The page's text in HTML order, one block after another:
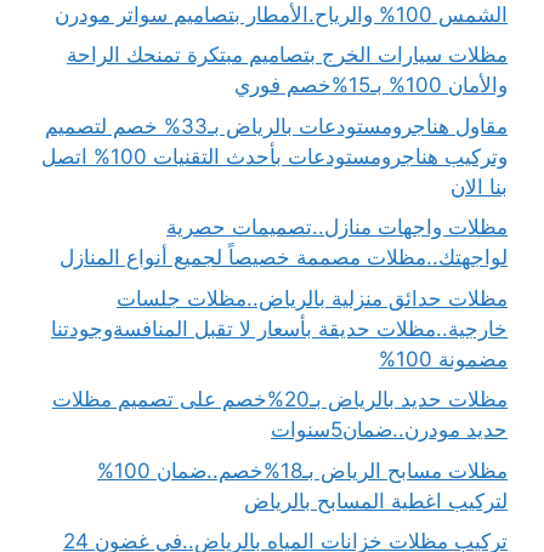
الشمس 100% والرياح.الأمطار بتصاميم سواتر مودرن
مظلات سيارات الخرج بتصاميم مبتكرة تمنحك الراحة
والأمان 100% بـ15%خصم فوري
مقاول هناجرومستودعات بالرياض بـ33% خصم لتصميم
وتركيب هناجرومستودعات بأحدث التقنيات 100% اتصل
بنا الان
مظلات واجهات منازل..تصميمات حصرية
لواجهتك..مظلات مصممة خصيصاً لجميع أنواع المنازل
مظلات حدائق منزلية بالرياض..مظلات جلسات
خارجية..مظلات حديقة بأسعار لا تقبل المنافسةوجودتنا
مضمونة 100%
مظلات حديد بالرياض بـ20%خصم على تصميم مظلات
حديد مودرن..ضمان5سنوات
مظلات مسابح الرياض بـ18%خصم..ضمان 100%
لتركيب اغطية المسابح بالرياض
تركيب مظلات خزانات المياه بالرياض..في غضون 24